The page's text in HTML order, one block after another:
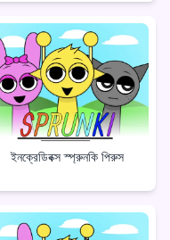
ইনক্রেডিবক্স স্প্রুনকি পিরুস